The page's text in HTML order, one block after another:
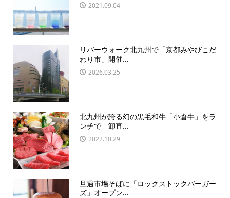
2021.09.04
リバーウォーク北九州で「京都みやびこだ
わり市」開催...
2026.03.25
北九州が誇る幻の黒毛和牛「小倉牛」をラ
ンチで 卸直...
2022.10.29
旦過市場そばに「ロックストックバーガー
ズ」オープン...